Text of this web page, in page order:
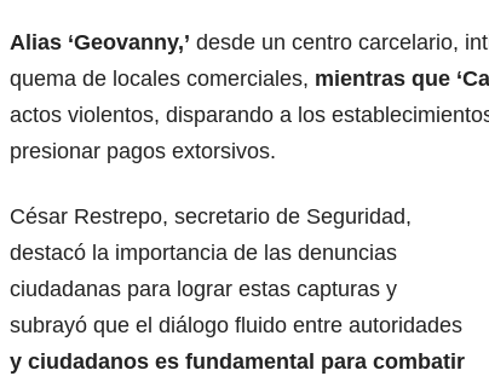
Alias ‘Geovanny,’ desde un centro carcelario,
quema de locales comerciales, mientras que
actos violentos, disparando a los
presionar pagos extorsivos.
César Restrepo, secretario de Seguridad,
destacó la importancia de las denuncias
ciudadanas para lograr estas capturas y
subrayó que el diálogo fluido entre autoridades
y ciudadanos es fundamental para combatir